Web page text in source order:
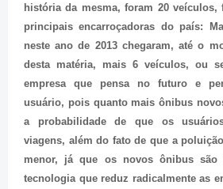
história da mesma, foram 20 veículos,
principais encarroçadoras do país:
neste ano de 2013 chegaram, até o
desta matéria, mais 6 veículos, ou
empresa que pensa no futuro e
usuário, pois quanto mais ônibus
a probabilidade de que os
viagens, além do fato de que a
menor, já que os novos ônibus são
tecnologia que reduz radicalmente as